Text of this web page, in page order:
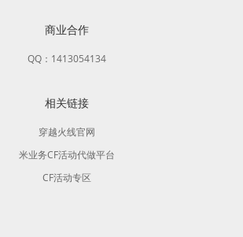
商业合作
QQ：1413054134
相关链接
穿越火线官网
米业务CF活动代做平台
CF活动专区